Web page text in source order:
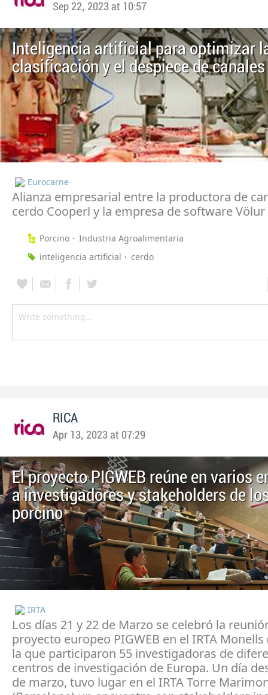
Sep 22, 2023 at 10:57
Inteligencia artificial para optimizar
clasificación y el despiece de canales
Eurocarne
Alianza empresarial entre la productora de
cerdo Cooperl y la empresa de software Völur
Porcino
Industria Agroalimentaria
inteligencia artificial
cerdo
RICA
Apr 13, 2023 at 07:29
El proyecto PIGWEB reúne en varios
a investigadores y stakeholders de
porcino
IRTA
Los días 21 y 22 de Marzo se celebró la
proyecto europeo PIGWEB en el IRTA Monells
la que participaron 55 investigadoras de
centros de investigación de Europa. Un día
de marzo, tuvo lugar en el IRTA Torre